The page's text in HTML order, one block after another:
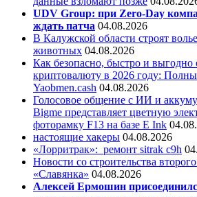
UDV Group: при Zero-Day
ждать патча 04.08.2026
В Калужской области строят
животных 04.08.2026
Как безопасно, быстро и выгодно
криптовалюту в 2026 году:
Yaobmen.cash 04.08.2026
Голосовое общение с ИИ и
Bigme представляет цветную
фоторамку F13 на базе E Ink
настоящие хакеры 04.08.2026
«Лорритрак»: ремонт sitrak c9h
Новости со строительства
«Славянка» 04.08.2026
Алексей Ермошин